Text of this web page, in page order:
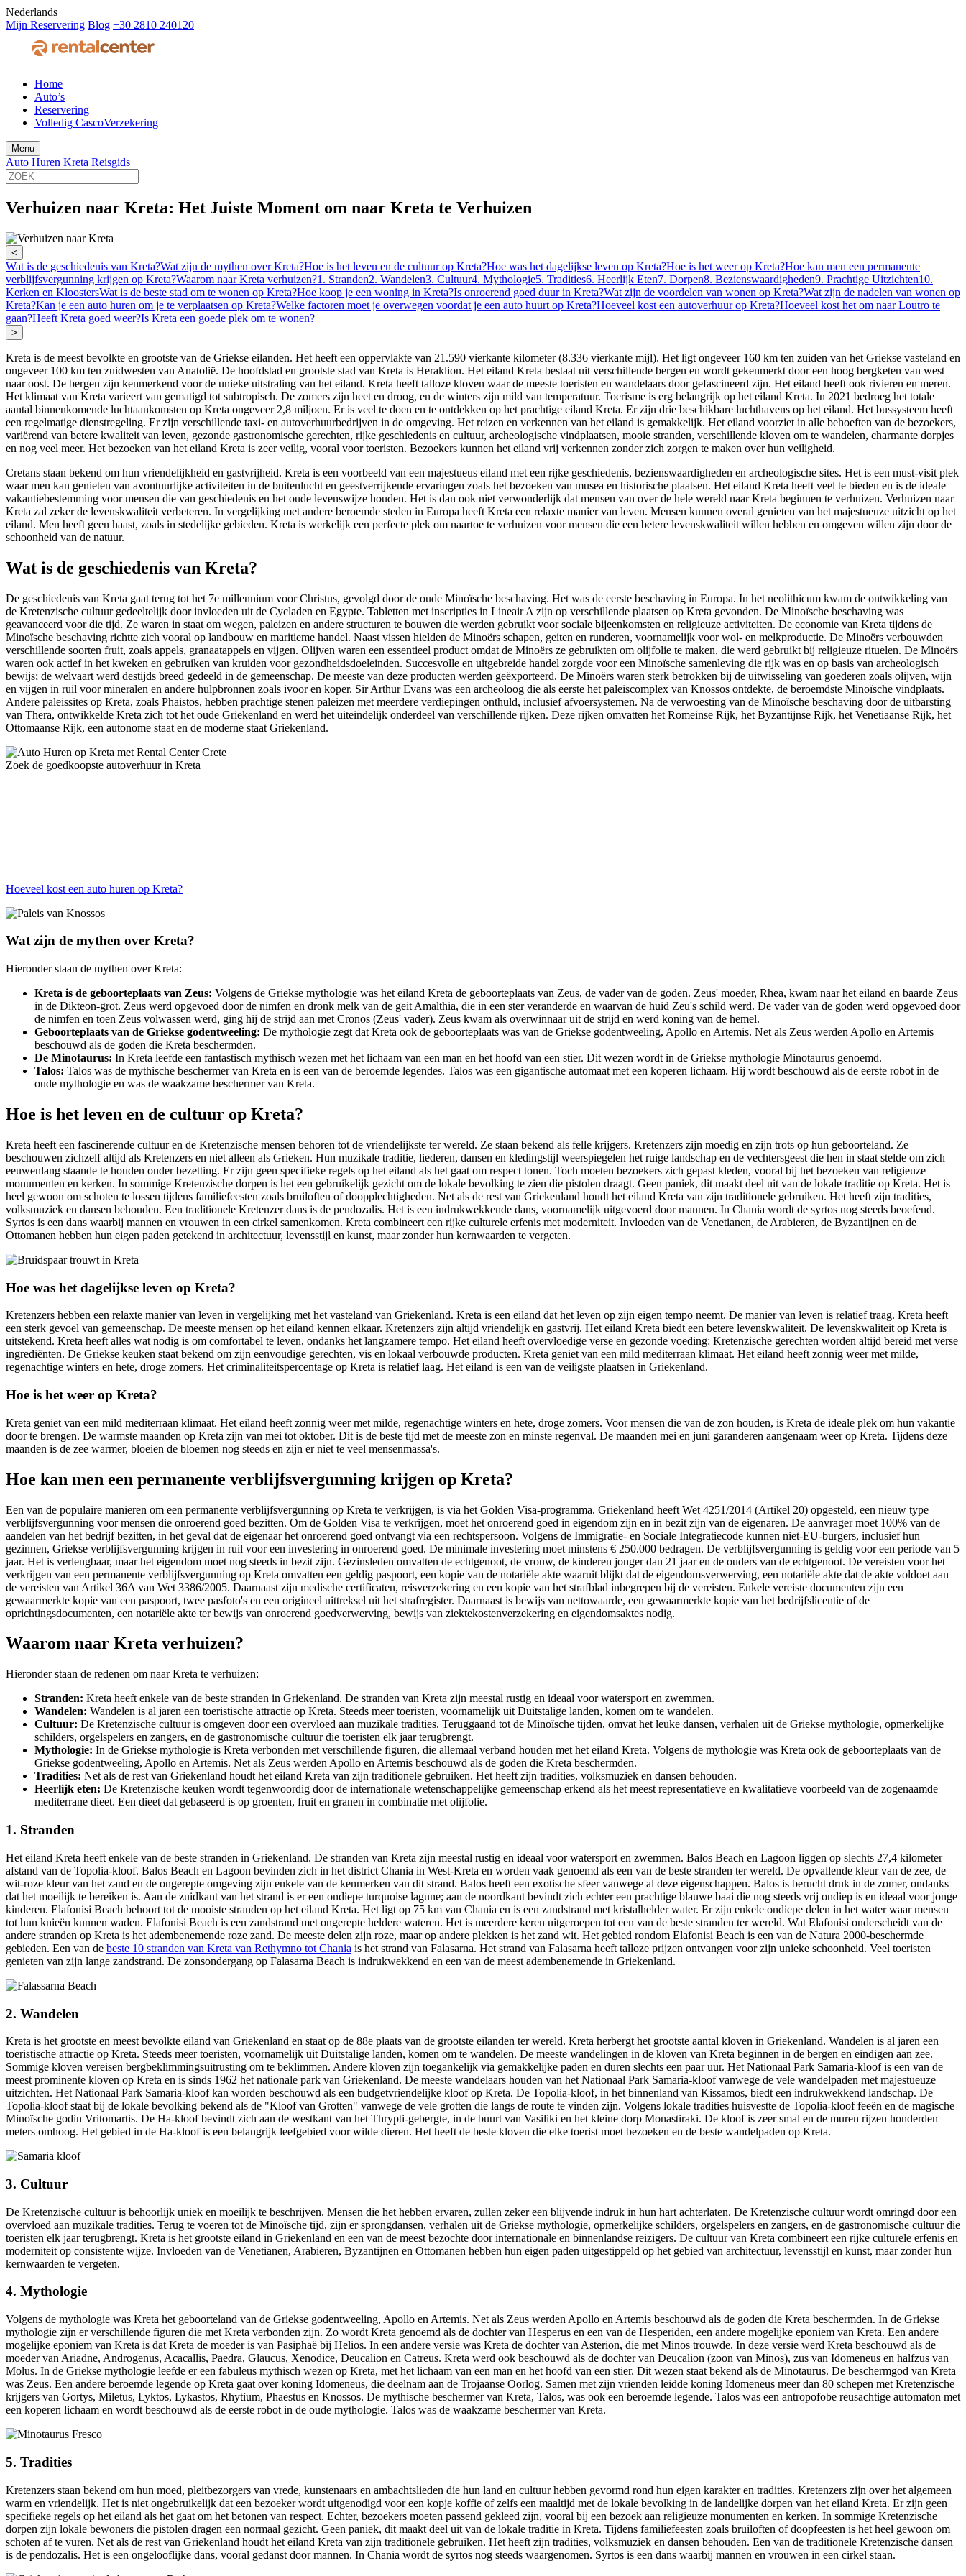
Auto Huren Kreta Reisgids
Verhuizen naar Kreta: Het Juiste Moment om naar Kreta te Verhuizen
<
Wat is de geschiedenis van Kreta?Wat zijn de mythen over Kreta?Hoe is het leven en de cultuur op Kreta?Hoe was het dagelijkse leven op Kreta?Hoe is het weer op Kreta?Hoe kan men een permanente
verblijfsvergunning krijgen op Kreta?Waarom naar Kreta verhuizen?1. Stranden2. Wandelen3. Cultuur4. Mythologie5. Tradities6. Heerlijk Eten7. Dorpen8. Bezienswaardigheden9. Prachtige Uitzichten10.
Kerken en KloostersWat is de beste stad om te wonen op Kreta?Hoe koop je een woning in Kreta?Is onroerend goed duur in Kreta?Wat zijn de voordelen van wonen op Kreta?Wat zijn de nadelen van wonen op
Kreta?Kan je een auto huren om je te verplaatsen op Kreta?Welke factoren moet je overwegen voordat je een auto huurt op Kreta?Hoeveel kost een autoverhuur op Kreta?Hoeveel kost het om naar Loutro te
gaan?Heeft Kreta goed weer?Is Kreta een goede plek om te wonen?
>
Kreta is de meest bevolkte en grootste van de Griekse eilanden. Het heeft een oppervlakte van 21.590 vierkante kilometer (8.336 vierkante mijl). Het ligt ongeveer 160 km ten zuiden van het Griekse vasteland en
ongeveer 100 km ten zuidwesten van Anatolië. De hoofdstad en grootste stad van Kreta is Heraklion. Het eiland Kreta bestaat uit verschillende bergen en wordt gekenmerkt door een hoog bergketen van west
naar oost. De bergen zijn kenmerkend voor de unieke uitstraling van het eiland. Kreta heeft talloze kloven waar de meeste toeristen en wandelaars door gefascineerd zijn. Het eiland heeft ook rivieren en meren.
Het klimaat van Kreta varieert van gematigd tot subtropisch. De zomers zijn heet en droog, en de winters zijn mild van temperatuur. Toerisme is erg belangrijk op het eiland Kreta. In 2021 bedroeg het totale
aantal binnenkomende luchtaankomsten op Kreta ongeveer 2,8 miljoen. Er is veel te doen en te ontdekken op het prachtige eiland Kreta. Er zijn drie beschikbare luchthavens op het eiland. Het bussysteem heeft
een regelmatige dienstregeling. Er zijn verschillende taxi- en autoverhuurbedrijven in de omgeving. Het reizen en verkennen van het eiland is gemakkelijk. Het eiland voorziet in alle behoeften van de bezoekers,
variërend van betere kwaliteit van leven, gezonde gastronomische gerechten, rijke geschiedenis en cultuur, archeologische vindplaatsen, mooie stranden, verschillende kloven om te wandelen, charmante dorpjes
en nog veel meer. Het bezoeken van het eiland Kreta is zeer veilig, vooral voor toeristen. Bezoekers kunnen het eiland vrij verkennen zonder zich zorgen te maken over hun veiligheid.
Cretans staan bekend om hun vriendelijkheid en gastvrijheid. Kreta is een voorbeeld van een majestueus eiland met een rijke geschiedenis, bezienswaardigheden en archeologische sites. Het is een must-visit plek
waar men kan genieten van avontuurlijke activiteiten in de buitenlucht en geestverrijkende ervaringen zoals het bezoeken van musea en historische plaatsen. Het eiland Kreta heeft veel te bieden en is de ideale
vakantiebestemming voor mensen die van geschiedenis en het oude levenswijze houden. Het is dan ook niet verwonderlijk dat mensen van over de hele wereld naar Kreta beginnen te verhuizen. Verhuizen naar
Kreta zal zeker de levenskwaliteit verbeteren. In vergelijking met andere beroemde steden in Europa heeft Kreta een relaxte manier van leven. Mensen kunnen overal genieten van het majestueuze uitzicht op het
eiland. Men heeft geen haast, zoals in stedelijke gebieden. Kreta is werkelijk een perfecte plek om naartoe te verhuizen voor mensen die een betere levenskwaliteit willen hebben en omgeven willen zijn door de
schoonheid van de natuur.
Wat is de geschiedenis van Kreta?
De geschiedenis van Kreta gaat terug tot het 7e millennium voor Christus, gevolgd door de oude Minoïsche beschaving. Het was de eerste beschaving in Europa. In het neolithicum kwam de ontwikkeling van
de Kretenzische cultuur gedeeltelijk door invloeden uit de Cycladen en Egypte. Tabletten met inscripties in Lineair A zijn op verschillende plaatsen op Kreta gevonden. De Minoïsche beschaving was
geavanceerd voor die tijd. Ze waren in staat om wegen, paleizen en andere structuren te bouwen die werden gebruikt voor sociale bijeenkomsten en religieuze activiteiten. De economie van Kreta tijdens de
Minoïsche beschaving richtte zich vooral op landbouw en maritieme handel. Naast vissen hielden de Minoërs schapen, geiten en runderen, voornamelijk voor wol- en melkproductie. De Minoërs verbouwden
verschillende soorten fruit, zoals appels, granaatappels en vijgen. Olijven waren een essentieel product omdat de Minoërs ze gebruikten om olijfolie te maken, die werd gebruikt bij religieuze rituelen. De Minoërs
waren ook actief in het kweken en gebruiken van kruiden voor gezondheidsdoeleinden. Succesvolle en uitgebreide handel zorgde voor een Minoïsche samenleving die rijk was en op basis van archeologisch
bewijs; de welvaart werd destijds breed gedeeld in de gemeenschap. De meeste van deze producten werden geëxporteerd. De Minoërs waren sterk betrokken bij de uitwisseling van goederen zoals olijven, wijn
en vijgen in ruil voor mineralen en andere hulpbronnen zoals ivoor en koper. Sir Arthur Evans was een archeoloog die als eerste het paleiscomplex van Knossos ontdekte, de beroemdste Minoïsche vindplaats.
Andere paleissites op Kreta, zoals Phaistos, hebben prachtige stenen paleizen met meerdere verdiepingen onthuld, inclusief afvoersystemen. Na de verwoesting van de Minoïsche beschaving door de uitbarsting
van Thera, ontwikkelde Kreta zich tot het oude Griekenland en werd het uiteindelijk onderdeel van verschillende rijken. Deze rijken omvatten het Romeinse Rijk, het Byzantijnse Rijk, het Venetiaanse Rijk, het
Ottomaanse Rijk, een autonome staat en de moderne staat Griekenland.
Zoek de goedkoopste autoverhuur in Kreta
Hoeveel kost een auto huren op Kreta?
Wat zijn de mythen over Kreta?
Hieronder staan de mythen over Kreta:
Kreta is de geboorteplaats van Zeus: Volgens de Griekse mythologie was het eiland Kreta de geboorteplaats van Zeus, de vader van de goden. Zeus' moeder, Rhea, kwam naar het eiland en baarde Zeus
in de Dikteon-grot. Zeus werd opgevoed door de nimfen en dronk melk van de geit Amalthia, die in een ster veranderde en waarvan de huid Zeu's schild werd. De vader van de goden werd opgevoed door
de nimfen en toen Zeus volwassen werd, ging hij de strijd aan met Cronos (Zeus' vader). Zeus kwam als overwinnaar uit de strijd en werd koning van de hemel.
Geboorteplaats van de Griekse godentweeling: De mythologie zegt dat Kreta ook de geboorteplaats was van de Griekse godentweeling, Apollo en Artemis. Net als Zeus werden Apollo en Artemis
beschouwd als de goden die Kreta beschermden.
De Minotaurus: In Kreta leefde een fantastisch mythisch wezen met het lichaam van een man en het hoofd van een stier. Dit wezen wordt in de Griekse mythologie Minotaurus genoemd.
Talos: Talos was de mythische beschermer van Kreta en is een van de beroemde legendes. Talos was een gigantische automaat met een koperen lichaam. Hij wordt beschouwd als de eerste robot in de
oude mythologie en was de waakzame beschermer van Kreta.
Hoe is het leven en de cultuur op Kreta?
Kreta heeft een fascinerende cultuur en de Kretenzische mensen behoren tot de vriendelijkste ter wereld. Ze staan bekend als felle krijgers. Kretenzers zijn moedig en zijn trots op hun geboorteland. Ze
beschouwen zichzelf altijd als Kretenzers en niet alleen als Grieken. Hun muzikale traditie, liederen, dansen en kledingstijl weerspiegelen het ruige landschap en de vechtersgeest die hen in staat stelde om zich
eeuwenlang staande te houden onder bezetting. Er zijn geen specifieke regels op het eiland als het gaat om respect tonen. Toch moeten bezoekers zich gepast kleden, vooral bij het bezoeken van religieuze
monumenten en kerken. In sommige Kretenzische dorpen is het een gebruikelijk gezicht om de lokale bevolking te zien die pistolen draagt. Geen paniek, dit maakt deel uit van de lokale traditie op Kreta. Het is
heel gewoon om schoten te lossen tijdens familiefeesten zoals bruiloften of doopplechtigheden. Net als de rest van Griekenland houdt het eiland Kreta van zijn traditionele gebruiken. Het heeft zijn tradities,
volksmuziek en dansen behouden. Een traditionele Kretenzer dans is de pendozalis. Het is een indrukwekkende dans, voornamelijk uitgevoerd door mannen. In Chania wordt de syrtos nog steeds beoefend.
Syrtos is een dans waarbij mannen en vrouwen in een cirkel samenkomen. Kreta combineert een rijke culturele erfenis met moderniteit. Invloeden van de Venetianen, de Arabieren, de Byzantijnen en de
Ottomanen hebben hun eigen paden getekend in architectuur, levensstijl en kunst, maar zonder hun kernwaarden te vergeten.
Hoe was het dagelijkse leven op Kreta?
Kretenzers hebben een relaxte manier van leven in vergelijking met het vasteland van Griekenland. Kreta is een eiland dat het leven op zijn eigen tempo neemt. De manier van leven is relatief traag. Kreta heeft
een sterk gevoel van gemeenschap. De meeste mensen op het eiland kennen elkaar. Kretenzers zijn altijd vriendelijk en gastvrij. Het eiland Kreta biedt een betere levenskwaliteit. De levenskwaliteit op Kreta is
uitstekend. Kreta heeft alles wat nodig is om comfortabel te leven, ondanks het langzamere tempo. Het eiland heeft overvloedige verse en gezonde voeding: Kretenzische gerechten worden altijd bereid met verse
ingrediënten. De Griekse keuken staat bekend om zijn eenvoudige gerechten, vis en lokaal verbouwde producten. Kreta geniet van een mild mediterraan klimaat. Het eiland heeft zonnig weer met milde,
regenachtige winters en hete, droge zomers. Het criminaliteitspercentage op Kreta is relatief laag. Het eiland is een van de veiligste plaatsen in Griekenland.
Hoe is het weer op Kreta?
Kreta geniet van een mild mediterraan klimaat. Het eiland heeft zonnig weer met milde, regenachtige winters en hete, droge zomers. Voor mensen die van de zon houden, is Kreta de ideale plek om hun vakantie
door te brengen. De warmste maanden op Kreta zijn van mei tot oktober. Dit is de beste tijd met de meeste zon en minste regenval. De maanden mei en juni garanderen aangenaam weer op Kreta. Tijdens deze
maanden is de zee warmer, bloeien de bloemen nog steeds en zijn er niet te veel mensenmassa's.
Hoe kan men een permanente verblijfsvergunning krijgen op Kreta?
Een van de populaire manieren om een permanente verblijfsvergunning op Kreta te verkrijgen, is via het Golden Visa-programma. Griekenland heeft Wet 4251/2014 (Artikel 20) opgesteld, een nieuw type
verblijfsvergunning voor mensen die onroerend goed bezitten. Om de Golden Visa te verkrijgen, moet het onroerend goed in eigendom zijn en in bezit zijn van de eigenaren. De aanvrager moet 100% van de
aandelen van het bedrijf bezitten, in het geval dat de eigenaar het onroerend goed ontvangt via een rechtspersoon. Volgens de Immigratie- en Sociale Integratiecode kunnen niet-EU-burgers, inclusief hun
gezinnen, Griekse verblijfsvergunning krijgen in ruil voor een investering in onroerend goed. De minimale investering moet minstens € 250.000 bedragen. De verblijfsvergunning is geldig voor een periode van 5
jaar. Het is verlengbaar, maar het eigendom moet nog steeds in bezit zijn. Gezinsleden omvatten de echtgenoot, de vrouw, de kinderen jonger dan 21 jaar en de ouders van de echtgenoot. De vereisten voor het
verkrijgen van een permanente verblijfsvergunning op Kreta omvatten een geldig paspoort, een kopie van de notariële akte waaruit blijkt dat de eigendomsverwerving, een notariële akte dat de akte voldoet aan
de vereisten van Artikel 36A van Wet 3386/2005. Daarnaast zijn medische certificaten, reisverzekering en een kopie van het strafblad inbegrepen bij de vereisten. Enkele vereiste documenten zijn een
gewaarmerkte kopie van een paspoort, twee pasfoto's en een origineel uittreksel uit het strafregister. Daarnaast is bewijs van nettowaarde, een gewaarmerkte kopie van het bedrijfslicentie of de
oprichtingsdocumenten, een notariële akte ter bewijs van onroerend goedverwerving, bewijs van ziektekostenverzekering en eigendomsaktes nodig.
Waarom naar Kreta verhuizen?
Hieronder staan de redenen om naar Kreta te verhuizen:
Stranden: Kreta heeft enkele van de beste stranden in Griekenland. De stranden van Kreta zijn meestal rustig en ideaal voor watersport en zwemmen.
Wandelen: Wandelen is al jaren een toeristische attractie op Kreta. Steeds meer toeristen, voornamelijk uit Duitstalige landen, komen om te wandelen.
Cultuur: De Kretenzische cultuur is omgeven door een overvloed aan muzikale tradities. Teruggaand tot de Minoïsche tijden, omvat het leuke dansen, verhalen uit de Griekse mythologie, opmerkelijke
schilders, orgelspelers en zangers, en de gastronomische cultuur die toeristen elk jaar terugbrengt.
Mythologie: In de Griekse mythologie is Kreta verbonden met verschillende figuren, die allemaal verband houden met het eiland Kreta. Volgens de mythologie was Kreta ook de geboorteplaats van de
Griekse godentweeling, Apollo en Artemis. Net als Zeus werden Apollo en Artemis beschouwd als de goden die Kreta beschermden.
Tradities: Net als de rest van Griekenland houdt het eiland Kreta van zijn traditionele gebruiken. Het heeft zijn tradities, volksmuziek en dansen behouden.
Heerlijk eten: De Kretenzische keuken wordt tegenwoordig door de internationale wetenschappelijke gemeenschap erkend als het meest representatieve en kwalitatieve voorbeeld van de zogenaamde
mediterrane dieet. Een dieet dat gebaseerd is op groenten, fruit en granen in combinatie met olijfolie.
1. Stranden
Het eiland Kreta heeft enkele van de beste stranden in Griekenland. De stranden van Kreta zijn meestal rustig en ideaal voor watersport en zwemmen. Balos Beach en Lagoon liggen op slechts 27,4 kilometer
afstand van de Topolia-kloof. Balos Beach en Lagoon bevinden zich in het district Chania in West-Kreta en worden vaak genoemd als een van de beste stranden ter wereld. De opvallende kleur van de zee, de
wit-roze kleur van het zand en de ongerepte omgeving zijn enkele van de kenmerken van dit strand. Balos heeft een exotische sfeer vanwege al deze eigenschappen. Balos is berucht druk in de zomer, ondanks
dat het moeilijk te bereiken is. Aan de zuidkant van het strand is er een ondiepe turquoise lagune; aan de noordkant bevindt zich echter een prachtige blauwe baai die nog steeds vrij ondiep is en ideaal voor jonge
kinderen. Elafonisi Beach behoort tot de mooiste stranden op het eiland Kreta. Het ligt op 75 km van Chania en is een zandstrand met kristalhelder water. Er zijn enkele ondiepe delen in het water waar mensen
tot hun knieën kunnen waden. Elafonisi Beach is een zandstrand met ongerepte heldere wateren. Het is meerdere keren uitgeroepen tot een van de beste stranden ter wereld. Wat Elafonisi onderscheidt van de
andere stranden op Kreta is het adembenemende roze zand. De meeste delen zijn roze, maar op andere plekken is het zand wit. Het gebied rondom Elafonisi Beach is een van de Natura 2000-beschermde
gebieden. Een van de beste 10 stranden van Kreta van Rethymno tot Chania is het strand van Falasarna. Het strand van Falasarna heeft talloze prijzen ontvangen voor zijn unieke schoonheid. Veel toeristen
genieten van zijn lange zandstrand. De zonsondergang op Falasarna Beach is indrukwekkend en een van de meest adembenemende in Griekenland.
2. Wandelen
Kreta is het grootste en meest bevolkte eiland van Griekenland en staat op de 88e plaats van de grootste eilanden ter wereld. Kreta herbergt het grootste aantal kloven in Griekenland. Wandelen is al jaren een
toeristische attractie op Kreta. Steeds meer toeristen, voornamelijk uit Duitstalige landen, komen om te wandelen. De meeste wandelingen in de kloven van Kreta beginnen in de bergen en eindigen aan zee.
Sommige kloven vereisen bergbeklimmingsuitrusting om te beklimmen. Andere kloven zijn toegankelijk via gemakkelijke paden en duren slechts een paar uur. Het Nationaal Park Samaria-kloof is een van de
meest prominente kloven op Kreta en is sinds 1962 het nationale park van Griekenland. De meeste wandelaars houden van het Nationaal Park Samaria-kloof vanwege de vele wandelpaden met majestueuze
uitzichten. Het Nationaal Park Samaria-kloof kan worden beschouwd als een budgetvriendelijke kloof op Kreta. De Topolia-kloof, in het binnenland van Kissamos, biedt een indrukwekkend landschap. De
Topolia-kloof staat bij de lokale bevolking bekend als de "Kloof van Grotten" vanwege de vele grotten die langs de route te vinden zijn. Volgens lokale tradities huisvestte de Topolia-kloof feeën en de magische
Minoïsche godin Vritomartis. De Ha-kloof bevindt zich aan de westkant van het Thrypti-gebergte, in de buurt van Vasiliki en het kleine dorp Monastiraki. De kloof is zeer smal en de muren rijzen honderden
meters omhoog. Het gebied in de Ha-kloof is een belangrijk leefgebied voor wilde dieren. Het heeft de beste kloven die elke toerist moet bezoeken en de beste wandelpaden op Kreta.
3. Cultuur
De Kretenzische cultuur is behoorlijk uniek en moeilijk te beschrijven. Mensen die het hebben ervaren, zullen zeker een blijvende indruk in hun hart achterlaten. De Kretenzische cultuur wordt omringd door een
overvloed aan muzikale tradities. Terug te voeren tot de Minoïsche tijd, zijn er sprongdansen, verhalen uit de Griekse mythologie, opmerkelijke schilders, orgelspelers en zangers, en de gastronomische cultuur die
toeristen elk jaar terugbrengt. Kreta is het grootste eiland in Griekenland en een van de meest bezochte door internationale en binnenlandse reizigers. De cultuur van Kreta combineert een rijke culturele erfenis en
moderniteit op consistente wijze. Invloeden van de Venetianen, Arabieren, Byzantijnen en Ottomanen hebben hun eigen paden uitgestippeld op het gebied van architectuur, levensstijl en kunst, maar zonder hun
kernwaarden te vergeten.
4. Mythologie
Volgens de mythologie was Kreta het geboorteland van de Griekse godentweeling, Apollo en Artemis. Net als Zeus werden Apollo en Artemis beschouwd als de goden die Kreta beschermden. In de Griekse
mythologie zijn er verschillende figuren die met Kreta verbonden zijn. Zo wordt Kreta genoemd als de dochter van Hesperus en een van de Hesperiden, een andere mogelijke eponiem van Kreta. Een andere
mogelijke eponiem van Kreta is dat Kreta de moeder is van Pasiphaë bij Helios. In een andere versie was Kreta de dochter van Asterion, die met Minos trouwde. In deze versie werd Kreta beschouwd als de
moeder van Ariadne, Androgenus, Acacallis, Paedra, Glaucus, Xenodice, Deucalion en Catreus. Kreta werd ook beschouwd als de dochter van Deucalion (zoon van Minos), zus van Idomeneus en halfzus van
Molus. In de Griekse mythologie leefde er een fabuleus mythisch wezen op Kreta, met het lichaam van een man en het hoofd van een stier. Dit wezen staat bekend als de Minotaurus. De beschermgod van Kreta
was Zeus. Een andere beroemde legende op Kreta gaat over koning Idomeneus, die deelnam aan de Trojaanse Oorlog. Samen met zijn vrienden leidde koning Idomeneus meer dan 80 schepen met Kretenzische
krijgers van Gortys, Miletus, Lyktos, Lykastos, Rhytium, Phaestus en Knossos. De mythische beschermer van Kreta, Talos, was ook een beroemde legende. Talos was een antropofobe reusachtige automaton met
een koperen lichaam en wordt beschouwd als de eerste robot in de oude mythologie. Talos was de waakzame beschermer van Kreta.
5. Tradities
Kretenzers staan bekend om hun moed, pleitbezorgers van vrede, kunstenaars en ambachtslieden die hun land en cultuur hebben gevormd rond hun eigen karakter en tradities. Kretenzers zijn over het algemeen
warm en vriendelijk. Het is niet ongebruikelijk dat een bezoeker wordt uitgenodigd voor een kopje koffie of zelfs een maaltijd met de lokale bevolking in de landelijke dorpen van het eiland Kreta. Er zijn geen
specifieke regels op het eiland als het gaat om het betonen van respect. Echter, bezoekers moeten passend gekleed zijn, vooral bij een bezoek aan religieuze monumenten en kerken. In sommige Kretenzische
dorpen zijn lokale bewoners die pistolen dragen een normaal gezicht. Geen paniek, dit maakt deel uit van de lokale traditie in Kreta. Tijdens familiefeesten zoals bruiloften of doopfeesten is het heel gewoon om
schoten af te vuren. Net als de rest van Griekenland houdt het eiland Kreta van zijn traditionele gebruiken. Het heeft zijn tradities, volksmuziek en dansen behouden. Een van de traditionele Kretenzische dansen
is de pendozalis. Het is een ongelooflijke dans, vooral gedanst door mannen. In Chania wordt de syrtos nog steeds waargenomen. Syrtos is een dans waarbij mannen en vrouwen in een cirkel staan.
Nederlands
Mijn Reservering Blog +30 2810 240120
Home
Auto’s
Reservering
Verzekering
Menu